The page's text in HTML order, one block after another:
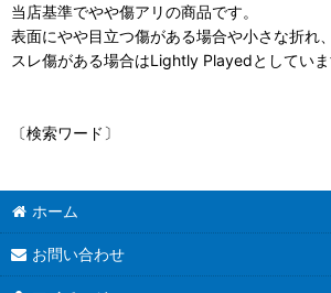
当店基準でやや傷アリの商品です。
表面にやや目立つ傷がある場合や小さな折れ
スレ傷がある場合はLightly Playedとしていま
〔検索ワード〕
ホーム
お問い合わせ